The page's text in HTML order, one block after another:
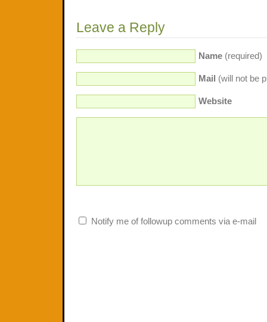
Leave a Reply
Name (required)
Mail (will not be
Website
Notify me of followup comments via e-mail